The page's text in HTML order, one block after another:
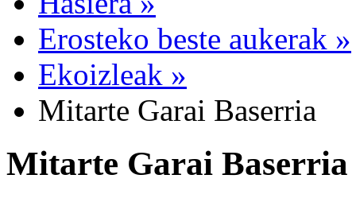
Erosteko beste aukerak »
Ekoizleak »
Mitarte Garai Baserria
Mitarte Garai Baserria